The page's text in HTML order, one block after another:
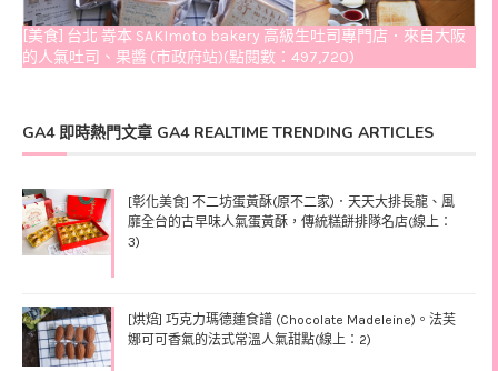
[美食] 台北 嵜本 SAKImoto bakery 高級生吐司專門店．來自大阪
的人氣吐司、果醬 (市政府站)(點閱數：497,720)
GA4 即時熱門文章 GA4 REALTIME TRENDING ARTICLES
[彰化美食] 不二坊蛋黃酥(原不二家)．天天大排長龍、風
靡全台的古早味人氣蛋黃酥，傳統糕餅排隊名店(線上：
3)
[烘焙] 巧克力瑪德蓮食譜 (Chocolate Madeleine)。法芙
娜可可香氣的法式常溫人氣甜點(線上：2)